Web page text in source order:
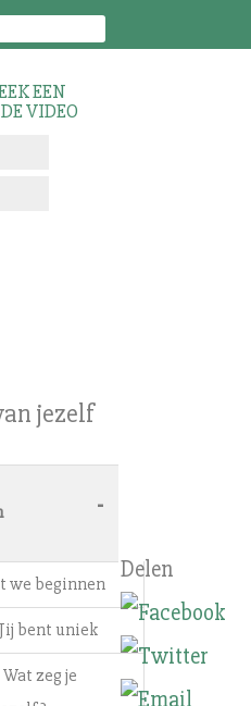
EEN
VIDEO
jezelf
-
we beginnen
Jij bent uniek
Wat zeg je